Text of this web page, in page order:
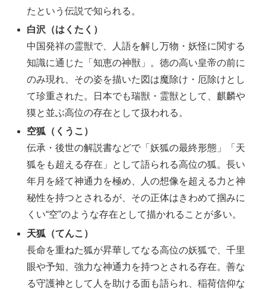
たという伝説で知られる。
白沢（はくたく）
中国発祥の霊獣で、人語を解し万物・妖怪に関する
知識に通じた「知恵の神獣」。徳の高い皇帝の前に
のみ現れ、その姿を描いた図は魔除け・厄除けとし
て珍重された。日本でも瑞獣・霊獣として、麒麟や
獏と並ぶ高位の存在として扱われる。
空狐（くうこ）
伝承・後世の解説書などで「妖狐の最終形態」「天
狐をも超える存在」として語られる高位の狐。長い
年月を経て神通力を極め、人の想像を超える力と神
秘性を持つとされるが、その正体はきわめて掴みに
くい“空”のような存在として描かれることが多い。
天狐（てんこ）
長命を重ねた狐が昇華してなる高位の妖狐で、千里
眼や予知、強力な神通力を持つとされる存在。善な
る守護神として人を助ける面も語られ、稲荷信仰な